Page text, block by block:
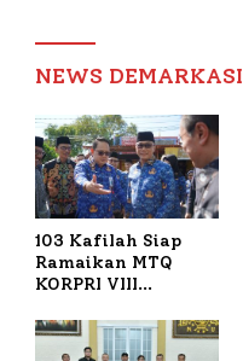
NEWS DEMARKASI
103 Kafilah Siap
Ramaikan MTQ
KORPRI VIII
1.024 Peserta
Terdaftar